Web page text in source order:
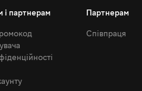
і партнерам
Партнерам
Співпраця